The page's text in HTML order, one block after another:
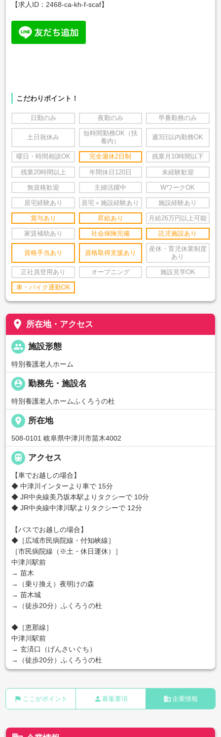
【求人ID：2468-ca-kh-f-scaf】
こだわりポイント！
日勤のみ 夜勤のみ 早番勤務のみ
土日祝休み
短時間勤務OK（扶
養内）
週3日以内勤務OK
曜日・時間相談OK 完全週休2日制 残業月10時間以下
残業20時間以上 年間休日120日 未経験歓迎
無資格歓迎 主婦活躍中 WワークOK
居宅経験あり 居宅＋施設経験あり 施設経験あり
賞与あり 昇給あり 月給26万円以上可能
家賃補助あり 社会保険完備 託児施設あり
資格手当あり 資格取得支援あり
産休・育児休業制度
あり
正社員登用あり オープニング 施設見学OK
車・バイク通勤OK
place 所在地・アクセス
people 施設形態
特別養護老人ホーム
person_pin 勤務先・施設名
特別養護老人ホームふくろうの杜
place 所在地
508-0101 岐阜県中津川市苗木4002
 アクセス
【車でお越しの場合】
◆ 中津川インターより車で 15分
◆ JR中央線美乃坂本駅よりタクシーで 10分
◆ JR中央線中津川駅よりタクシーで 12分
【バスでお越しの場合】
◆［広域市民病院線・付知峡線］
［市民病院線（※土・休日運休）］
中津川駅前
→ 苗木
→（乗り換え）夜明けの森
→ 苗木城
→（徒歩20分）ふくろうの杜
◆［恵那線］
中津川駅前
→ 玄済口（げんさいぐち）
→（徒歩20分）ふくろうの杜
flag ここがポイント person 募集要項 business 企業情報